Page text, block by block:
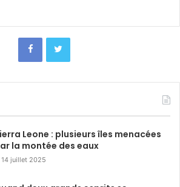
Leone : plusieurs îles menacées
la montée des eaux
14 juillet 2025